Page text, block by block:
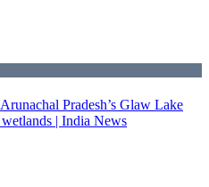
Pradesh’s Glaw Lake
| India News